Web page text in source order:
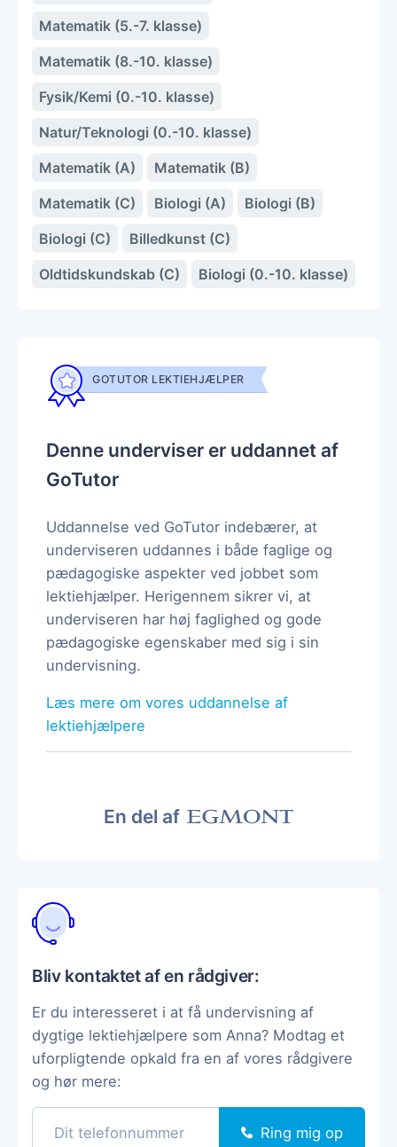
Matematik (5.-7. klasse)
Matematik (8.-10. klasse)
Fysik/Kemi (0.-10. klasse)
Natur/Teknologi (0.-10. klasse)
Matematik (A)
Matematik (B)
Matematik (C)
Biologi (A)
Biologi (B)
Biologi (C)
Billedkunst (C)
Oldtidskundskab (C)
Biologi (0.-10. klasse)
GOTUTOR LEKTIEHJÆLPER
Denne underviser er uddannet af
GoTutor
Uddannelse ved GoTutor indebærer, at
underviseren uddannes i både faglige og
pædagogiske aspekter ved jobbet som
lektiehjælper. Herigennem sikrer vi, at
underviseren har høj faglighed og gode
pædagogiske egenskaber med sig i sin
undervisning.
Læs mere om vores uddannelse af
lektiehjælpere
En del af
Bliv kontaktet af en rådgiver:
Er du interesseret i at få undervisning af
dygtige lektiehjælpere som Anna? Modtag et
uforpligtende opkald fra en af vores rådgivere
og hør mere:
Ring mig op